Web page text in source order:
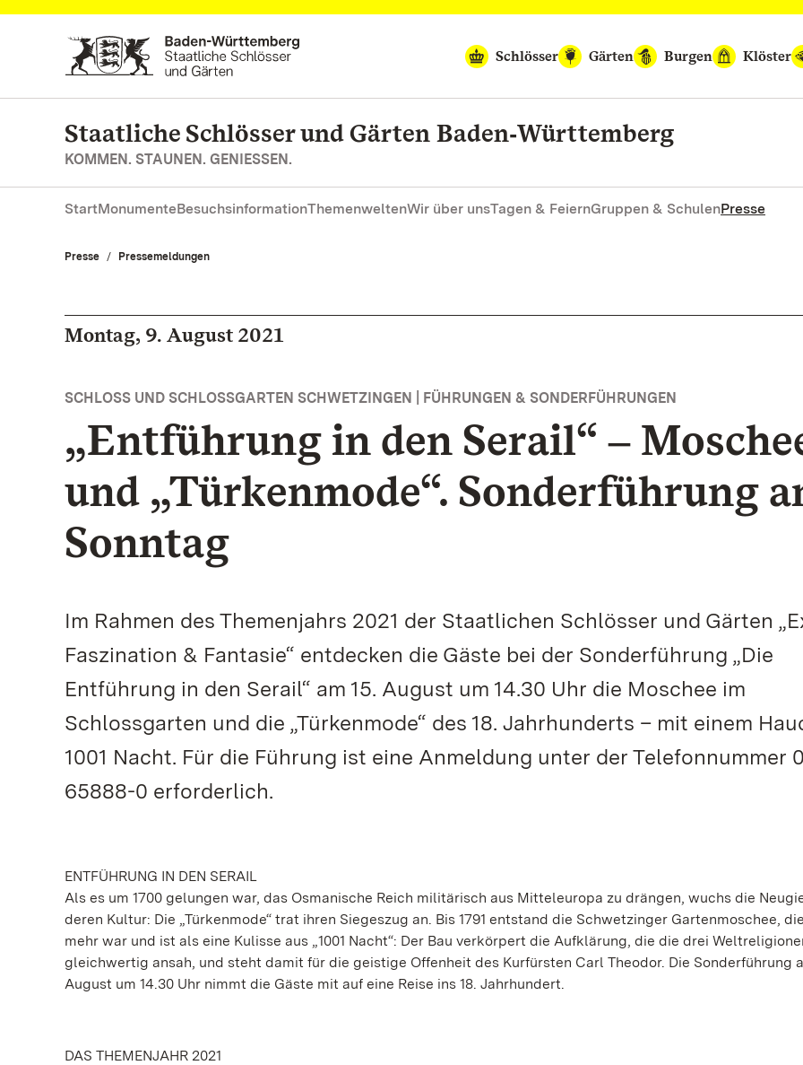
Zum Hauptinhalt springen
Schlösser
Gärten Burgen Klöster
Staatliche Schlösser und Gärten Baden‑Württemberg
KOMMEN. STAUNEN. GENIESSEN.
StartMonumenteBesuchsinformationThemenweltenWir über unsTagen & FeiernGruppen & SchulenPresse
Presse Pressemeldungen
Montag, 9. August 2021
SCHLOSS UND SCHLOSSGARTEN SCHWETZINGEN | FÜHRUNGEN & SONDERFÜHRUNGEN
„Entführung in den Serail“ ‒
und „Türkenmode“. Sonderführung
Sonntag
Im Rahmen des Themenjahrs 2021 der Staatlichen Schlösser und Gärten
Faszination & Fantasie“ entdecken die Gäste bei der Sonderführung „Die
Entführung in den Serail“ am 15. August um 14.30 Uhr die Moschee im
Schlossgarten und die „Türkenmode“ des 18. Jahrhunderts – mit einem
1001 Nacht. Für die Führung ist eine Anmeldung unter der Telefonnummer
65888-0 erforderlich.
ENTFÜHRUNG IN DEN SERAIL
Als es um 1700 gelungen war, das Osmanische Reich militärisch aus Mitteleuropa zu drängen, wuchs die
deren Kultur: Die „Türkenmode“ trat ihren Siegeszug an. Bis 1791 entstand die Schwetzinger Gartenmoschee,
mehr war und ist als eine Kulisse aus „1001 Nacht“: Der Bau verkörpert die Aufklärung, die die drei
gleichwertig ansah, und steht damit für die geistige Offenheit des Kurfürsten Carl Theodor. Die Sonderführung
August um 14.30 Uhr nimmt die Gäste mit auf eine Reise ins 18. Jahrhundert.
DAS THEMENJAHR 2021